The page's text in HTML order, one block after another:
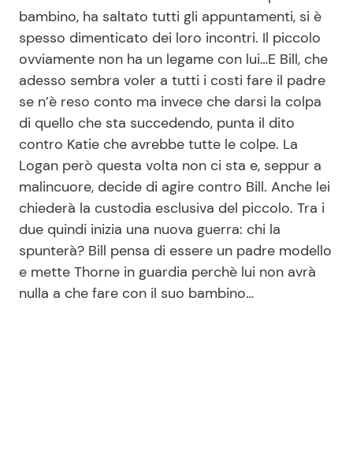
bambino, ha saltato tutti gli appuntamenti, si è
spesso dimenticato dei loro incontri. Il piccolo
ovviamente non ha un legame con lui…E Bill, che
adesso sembra voler a tutti i costi fare il padre
se n’è reso conto ma invece che darsi la colpa
di quello che sta succedendo, punta il dito
contro Katie che avrebbe tutte le colpe. La
Logan però questa volta non ci sta e, seppur a
malincuore, decide di agire contro Bill. Anche lei
chiederà la custodia esclusiva del piccolo. Tra i
due quindi inizia una nuova guerra: chi la
spunterà? Bill pensa di essere un padre modello
e mette Thorne in guardia perchè lui non avrà
nulla a che fare con il suo bambino…